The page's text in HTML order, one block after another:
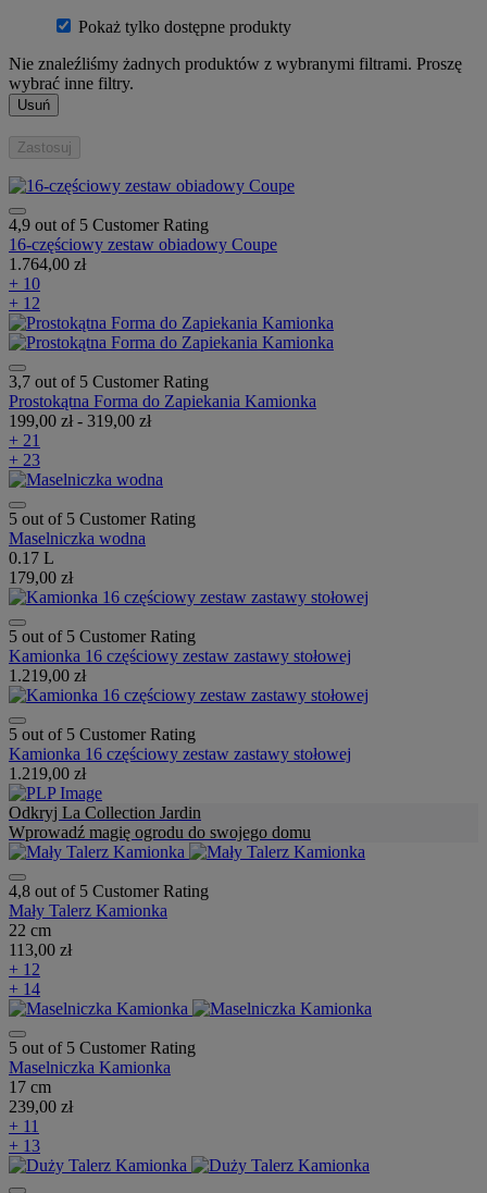
Pokaż tylko dostępne produkty
Nie znaleźliśmy żadnych produktów z wybranymi filtrami. Proszę
wybrać inne filtry.
Usuń
Zastosuj
4,9 out of 5 Customer Rating
16-częściowy zestaw obiadowy Coupe
1.764,00 zł
+ 10
+ 12
3,7 out of 5 Customer Rating
Prostokątna Forma do Zapiekania Kamionka
199,00 zł- 319,00 zł
+ 21
+ 23
5 out of 5 Customer Rating
Maselniczka wodna
0.17 L
179,00 zł
5 out of 5 Customer Rating
Kamionka 16 częściowy zestaw zastawy stołowej
1.219,00 zł
5 out of 5 Customer Rating
Kamionka 16 częściowy zestaw zastawy stołowej
1.219,00 zł
Odkryj La Collection Jardin
Wprowadź magię ogrodu do swojego domu
4,8 out of 5 Customer Rating
Mały Talerz Kamionka
22 cm
113,00 zł
+ 12
+ 14
5 out of 5 Customer Rating
Maselniczka Kamionka
17 cm
239,00 zł
+ 11
+ 13